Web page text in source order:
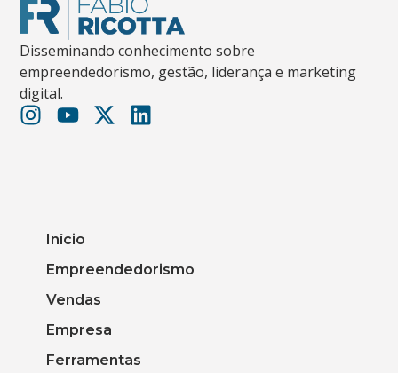
Disseminando conhecimento sobre
empreendedorismo, gestão, liderança e marketing
digital.
Início
Empreendedorismo
Vendas
Empresa
Ferramentas